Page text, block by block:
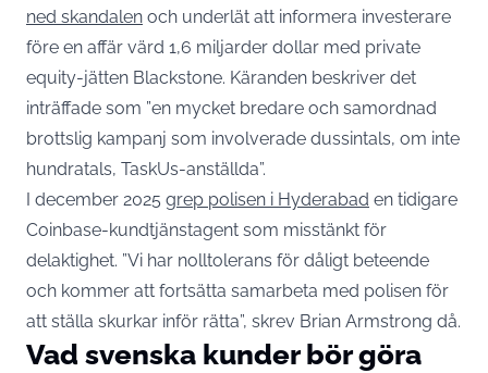
ned skandalen och underlät att informera investerare
före en affär värd 1,6 miljarder dollar med private
equity-jätten Blackstone. Käranden beskriver det
inträffade som ”en mycket bredare och samordnad
brottslig kampanj som involverade dussintals, om inte
hundratals, TaskUs-anställda”.
I december 2025 grep polisen i Hyderabad en tidigare
Coinbase-kundtjänstagent som misstänkt för
delaktighet. ”Vi har nolltolerans för dåligt beteende
och kommer att fortsätta samarbeta med polisen för
att ställa skurkar inför rätta”, skrev Brian Armstrong då.
Vad svenska kunder bör göra